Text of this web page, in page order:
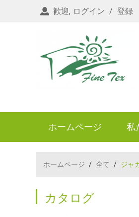
歓迎, ログイン / 登録
ホームページ 私
ホームページ / 全て / ジャ
カタログ